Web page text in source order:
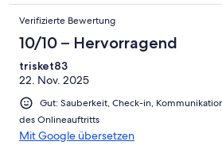
Verifizierte Bewertung
10/10 – Hervorragend
trisket83
22. Nov. 2025
Gut: Sauberkeit, Check-in,
des Onlineauftritts
Mit Google übersetzen